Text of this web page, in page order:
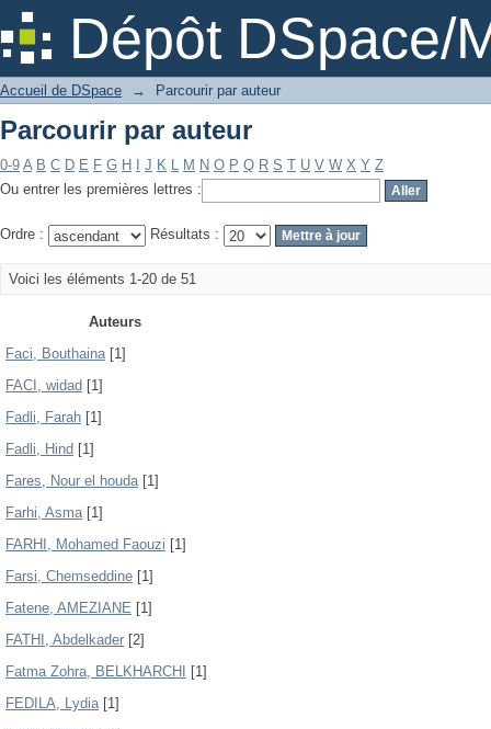
Dépôt DSpace/
Parcourir par auteur
Accueil de DSpace → Parcourir par auteur
Parcourir par auteur
0-9 A B C D E F G H J K L M N O P Q R S T U V W X Y Z
Ou entrer les premières lettres :
Ordre : Résultats :
Voici les éléments 1-20 de 51
Auteurs
Faci, Bouthaina[1]
FACI, widad [1]
Fadli, Farah [1]
Fadli, Hind [1]
Fares, Nour el houda[1]
Farhi, Asma[1]
FARHI, Mohamed Faouzi [1]
Farsi, Chemseddine [1]
Fatene, AMEZIANE [1]
FATHI, Abdelkader [2]
Fatma Zohra, BELKHARCHI
[1]
FEDILA, Lydia[1]